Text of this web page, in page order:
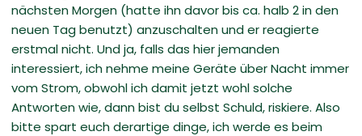
nächsten Morgen (hatte ihn davor bis ca. halb 2 in den
neuen Tag benutzt) anzuschalten und er reagierte
erstmal nicht. Und ja, falls das hier jemanden
interessiert, ich nehme meine Geräte über Nacht immer
vom Strom, obwohl ich damit jetzt wohl solche
Antworten wie, dann bist du selbst Schuld, riskiere. Also
bitte spart euch derartige dinge, ich werde es beim